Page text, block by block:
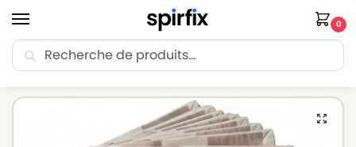
0
🚚 Livraison Point Relais offerte dès 30€ d’achat.